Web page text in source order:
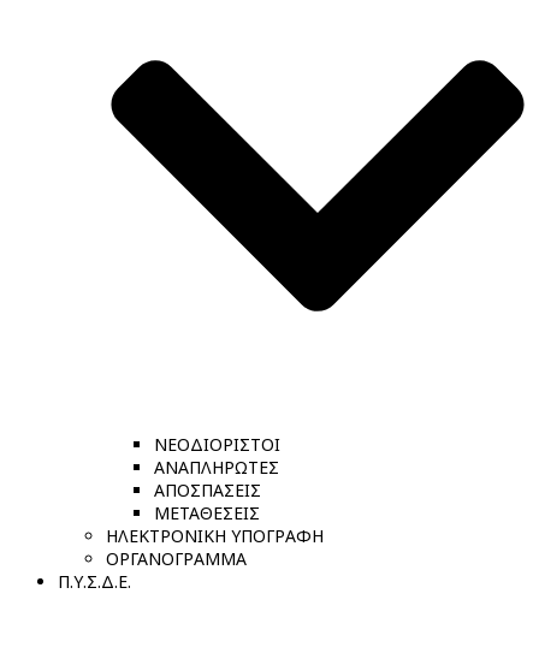
ΝΕΟΔΙΟΡΙΣΤΟΙ
ΑΝΑΠΛΗΡΩΤΕΣ
ΑΠΟΣΠΑΣΕΙΣ
ΜΕΤΑΘΕΣΕΙΣ
ΗΛΕΚΤΡΟΝΙΚΗ ΥΠΟΓΡΑΦΗ
ΟΡΓΑΝΟΓΡΑΜΜΑ
Π.Υ.Σ.Δ.Ε.